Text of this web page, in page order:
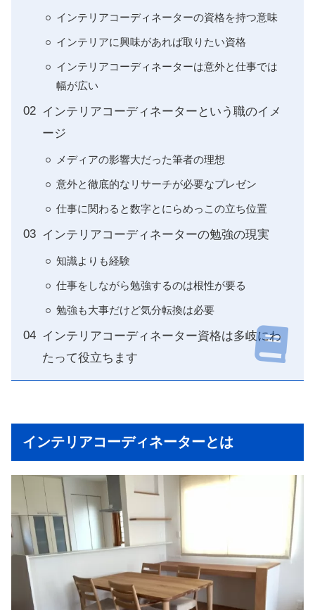
インテリアコーディネーターの資格を持つ意味
インテリアに興味があれば取りたい資格
インテリアコーディネーターは意外と仕事では
幅が広い
インテリアコーディネーターという職のイメ
ージ
メディアの影響大だった筆者の理想
意外と徹底的なリサーチが必要なプレゼン
仕事に関わると数字とにらめっこの立ち位置
インテリアコーディネーターの勉強の現実
知識よりも経験
仕事をしながら勉強するのは根性が要る
勉強も大事だけど気分転換は必要
インテリアコーディネーター資格は多岐にわ
たって役立ちます
インテリアコーディネーターとは